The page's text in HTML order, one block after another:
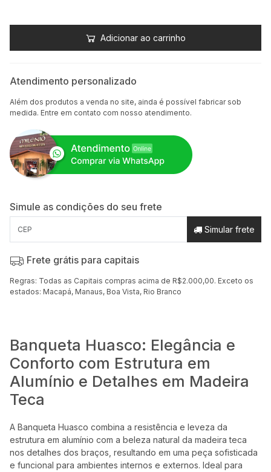
Adicionar ao carrinho
Atendimento personalizado
Além dos produtos a venda no site, ainda é possível fabricar sob
medida. Entre em contato com nosso atendimento.
Simule as condições do seu frete
Simular frete
Frete grátis para capitais
Regras: Todas as Capitais compras acima de R$2.000,00. Exceto os
estados: Macapá, Manaus, Boa Vista, Rio Branco
Banqueta Huasco: Elegância e
Conforto com Estrutura em
Alumínio e Detalhes em Madeira
Teca
A Banqueta Huasco combina a resistência e leveza da
estrutura em alumínio com a beleza natural da madeira teca
nos detalhes dos braços, resultando em uma peça sofisticada
e funcional para ambientes internos e externos. Ideal para